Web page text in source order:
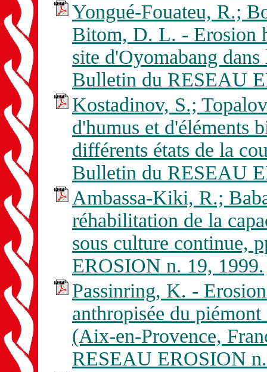
Yongué-Fouateu, R.;
Bitom, D. L. - Erosion
site d'Oyomabang
Bulletin du RESEAU
Kostadinov, S.;
d'humus et d'éléments
différents états de la
Bulletin du RESEAU
Ambassa-Kiki, R.;
réhabilitation de la
sous culture continue,
EROSION n. 19, 1999.
Passinring, K. -
anthropisée du
(Aix-en-Provence,
RESEAU EROSION